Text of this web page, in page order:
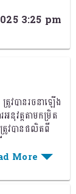
3:25 pm
ត្រូវបានរចនាឡើង
នុវត្តតាមកម្រិត
រូវបានផលិតពី